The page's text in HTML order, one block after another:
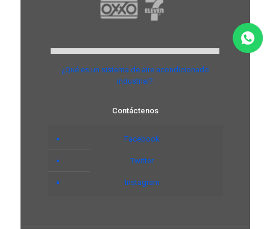
¿Qué es un sistema de aire acondicionado
industrial?
Contáctenos
Facebook
Twitter
Instagram